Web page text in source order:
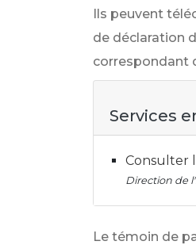
Ils peuvent
de déclaration
correspondant
Services
Consulter
Direction de
Le témoin de